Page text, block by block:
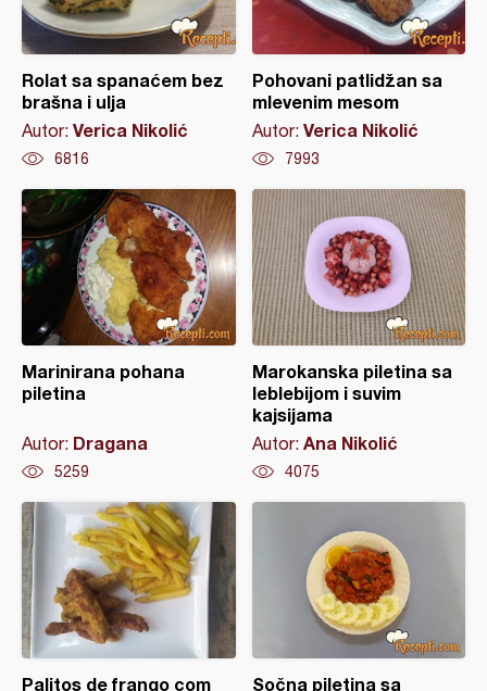
Rolat sa spanaćem bez
brašna i ulja
Autor: Verica Nikolić
6816
Pohovani patlidžan sa
mlevenim mesom
Autor: Verica Nikolić
7993
Marinirana pohana
piletina
Autor: Dragana
5259
Marokanska piletina sa
leblebijom i suvim
kajsijama
Autor: Ana Nikolić
4075
Palitos de frango com
Sočna piletina sa